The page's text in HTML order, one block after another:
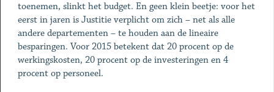
toenemen, slinkt het budget. En geen klein beetje: voor het
eerst in jaren is Justitie verplicht om zich – net als alle
andere departementen – te houden aan de lineaire
besparingen. Voor 2015 betekent dat 20 procent op de
werkingskosten, 20 procent op de investeringen en 4
procent op personeel.